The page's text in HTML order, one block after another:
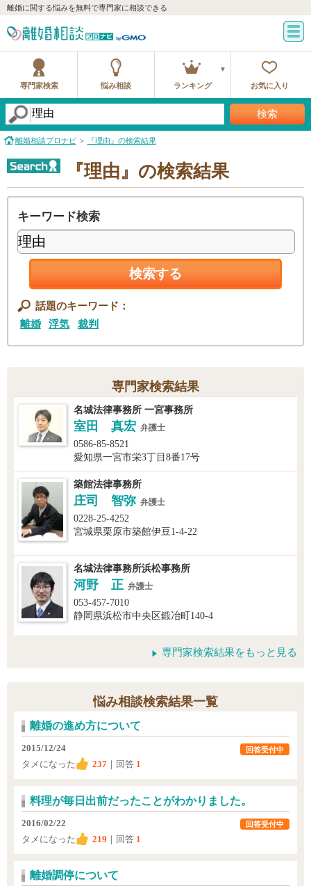
離婚に関する悩みを無料で専門家に相談できる
専門家検索 悩み相談 ランキング お気に入り
検索
離婚相談プロナビ 『理由』の検索結果
『理由』の検索結果
キーワード検索
検索する
話題のキーワード：
離婚
浮気 裁判
専門家検索結果
名城法律事務所 一宮事務所
室田 真宏 弁護士
0586-85-8521
愛知県一宮市栄3丁目8番17号
築館法律事務所
庄司 智弥 弁護士
0228-25-4252
宮城県栗原市築館伊豆1-4-22
名城法律事務所浜松事務所
河野 正 弁護士
053-457-7010
静岡県浜松市中央区鍛冶町140-4
専門家検索結果をもっと見る
悩み相談検索結果一覧
離婚の進め方について
2015/12/24
タメになった
237 ｜回答 1
回答受付中
料理が毎日出前だったことがわかりました。
2016/02/22
タメになった
219 ｜回答 1
回答受付中
離婚調停について